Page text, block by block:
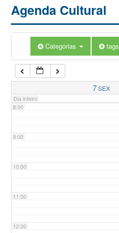
Agenda Cultural
Categorias tags
7SEX
Dia inteiro
5:00
7:00
8:00
9:00
10:00
11:00
12:00